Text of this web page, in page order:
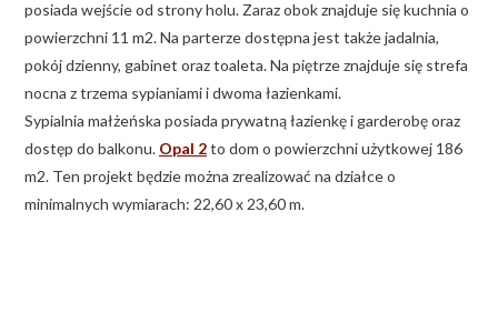
posiada wejście od strony holu. Zaraz obok znajduje się kuchnia o
powierzchni 11 m2. Na parterze dostępna jest także jadalnia,
pokój dzienny, gabinet oraz toaleta. Na piętrze znajduje się strefa
nocna z trzema sypianiami i dwoma łazienkami.
Sypialnia małżeńska posiada prywatną łazienkę i garderobę oraz
dostęp do balkonu. Opal 2to dom o powierzchni użytkowej 186
m2. Ten projekt będzie można zrealizować na działce o
minimalnych wymiarach: 22,60 x 23,60 m.